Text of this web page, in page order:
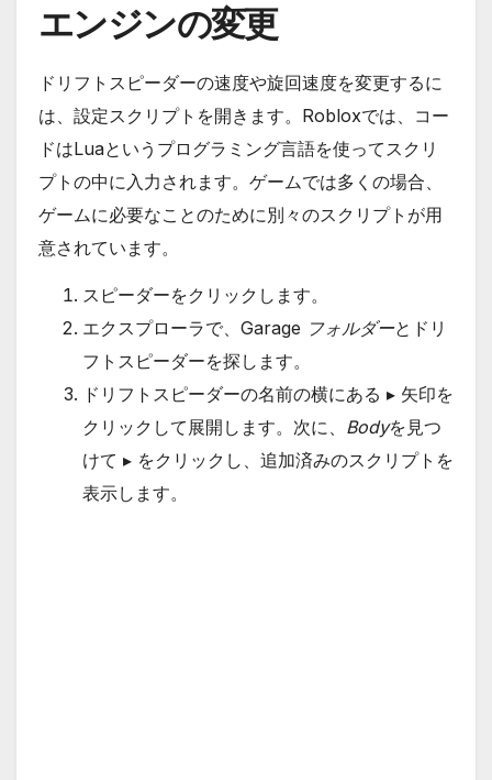
エンジンの変更
ドリフトスピーダーの速度や旋回速度を変更するに
は、設定スクリプトを開きます。Robloxでは、コー
ドはLuaというプログラミング言語を使ってスクリ
プトの中に入力されます。ゲームでは多くの場合、
ゲームに必要なことのために別々のスクリプトが用
意されています。
スピーダーをクリックします。
エクスプローラで、Garage フォルダーとドリ
フトスピーダーを探します。
ドリフトスピーダーの名前の横にある ▸ 矢印を
クリックして展開します。次に、 Bodyを見つ
けて ▸ をクリックし、追加済みのスクリプトを
表示します。